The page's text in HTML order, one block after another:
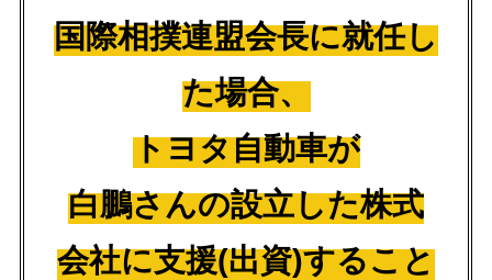
国際相撲連盟会長に就任し
た場合、
トヨタ自動車が
白鵬さんの設立した株式
会社に支援(出資)すること